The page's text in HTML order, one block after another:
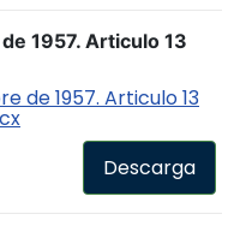
1957. Articulo 13
de 1957. Articulo 13
Descarga